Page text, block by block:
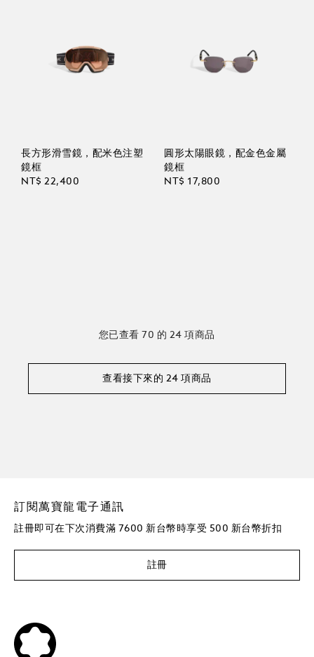
長方形滑雪鏡，配米色注塑
鏡框
NT$ 22,400
圓形太陽眼鏡，配金色金屬
鏡框
NT$ 17,800
您已查看 70 的 24 項商品
查看接下來的 24 項商品
訂閱萬寶龍電子通訊
註冊即可在下次消費滿 7600 新台幣時享受 500 新台幣折扣
註冊